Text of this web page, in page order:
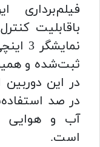
باقابلیت
ثبت‌شده و
در این
در صد
آب و هوایی
است.